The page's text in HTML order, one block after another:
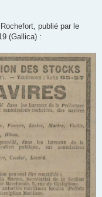
publié par le
(Gallica) :